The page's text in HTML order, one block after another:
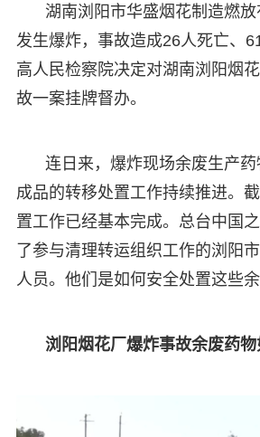
湖南浏阳市华盛烟花制造燃
发生爆炸，事故造成26人死亡、
高人民检察院决定对湖南浏阳烟
故一案挂牌督办。
连日来，爆炸现场余废生产
成品的转移处置工作持续推进。
置工作已经基本完成。总台中国
了参与清理转运组织工作的浏阳
人员。他们是如何安全处置这些余
浏阳烟花厂爆炸事故余废药物